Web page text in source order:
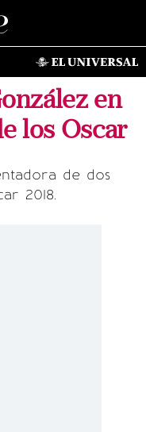
en
los Oscar
de dos
2018.